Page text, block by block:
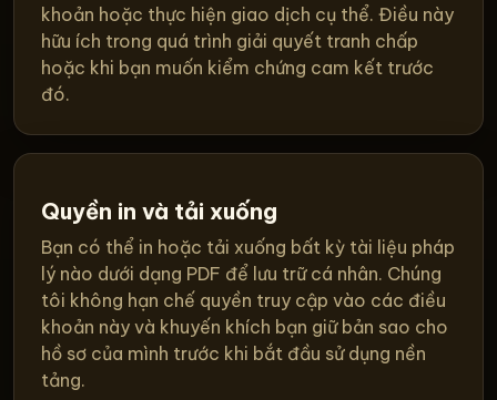
khoản hoặc thực hiện giao dịch cụ thể. Điều này
hữu ích trong quá trình giải quyết tranh chấp
hoặc khi bạn muốn kiểm chứng cam kết trước
đó.
Quyền in và tải xuống
Bạn có thể in hoặc tải xuống bất kỳ tài liệu pháp
lý nào dưới dạng PDF để lưu trữ cá nhân. Chúng
tôi không hạn chế quyền truy cập vào các điều
khoản này và khuyến khích bạn giữ bản sao cho
hồ sơ của mình trước khi bắt đầu sử dụng nền
tảng.